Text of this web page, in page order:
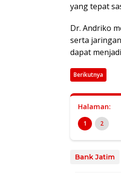
yang tepat
Dr. Andriko
serta
dapat
Berikutnya
Halaman:
1 2
Bank Jatim